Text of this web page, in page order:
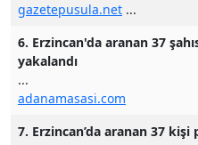
gazetepusula.net ...
6. Erzincan'da aranan 37
yakalandı
...
adanamasasi.com
7. Erzincan’da aranan 37